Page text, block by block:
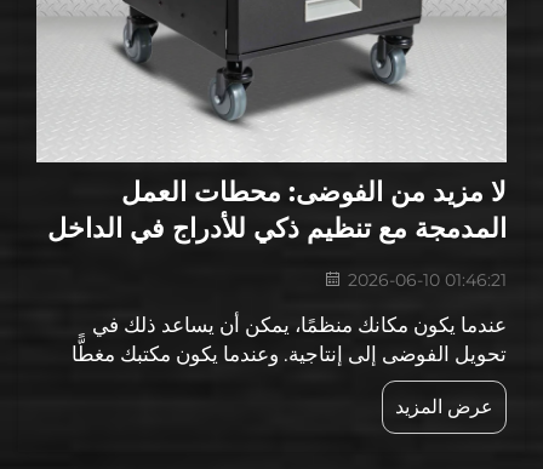
لا مزيد من الفوضى: محطات العمل
المدمجة مع تنظيم ذكي للأدراج في الداخل
2026-06-10 01:46:21
عندما يكون مكانك منظمًا، يمكن أن يساعد ذلك في
تحويل الفوضى إلى إنتاجية. وعندما يكون مكتبك مغطًّا
بالورق والأقلام والملاحظات اللاصقة، يصبح من الصعب
التركيز. كيف يمكن لمحطات العمل المدمجة تنظيم مكان
عملك: المحطات المدمجة للعمل...
عرض المزيد